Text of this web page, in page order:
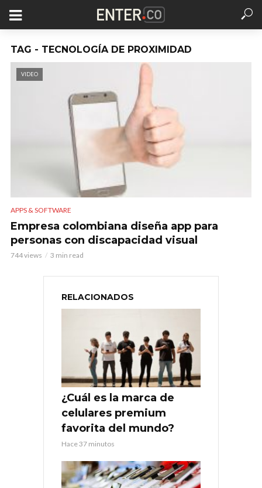
TAG - TECNOLOGÍA DE PROXIMIDAD
VIDEO
APPS & SOFTWARE
Empresa colombiana diseña app para
personas con discapacidad visual
744 views 3 min read
RELACIONADOS
¿Cuál es la marca de
celulares premium
favorita del mundo?
Hace 37 minutos